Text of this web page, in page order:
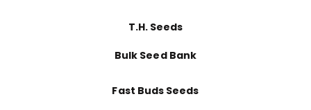
T.H. Seeds
Bulk Seed Bank
Fast Buds Seeds